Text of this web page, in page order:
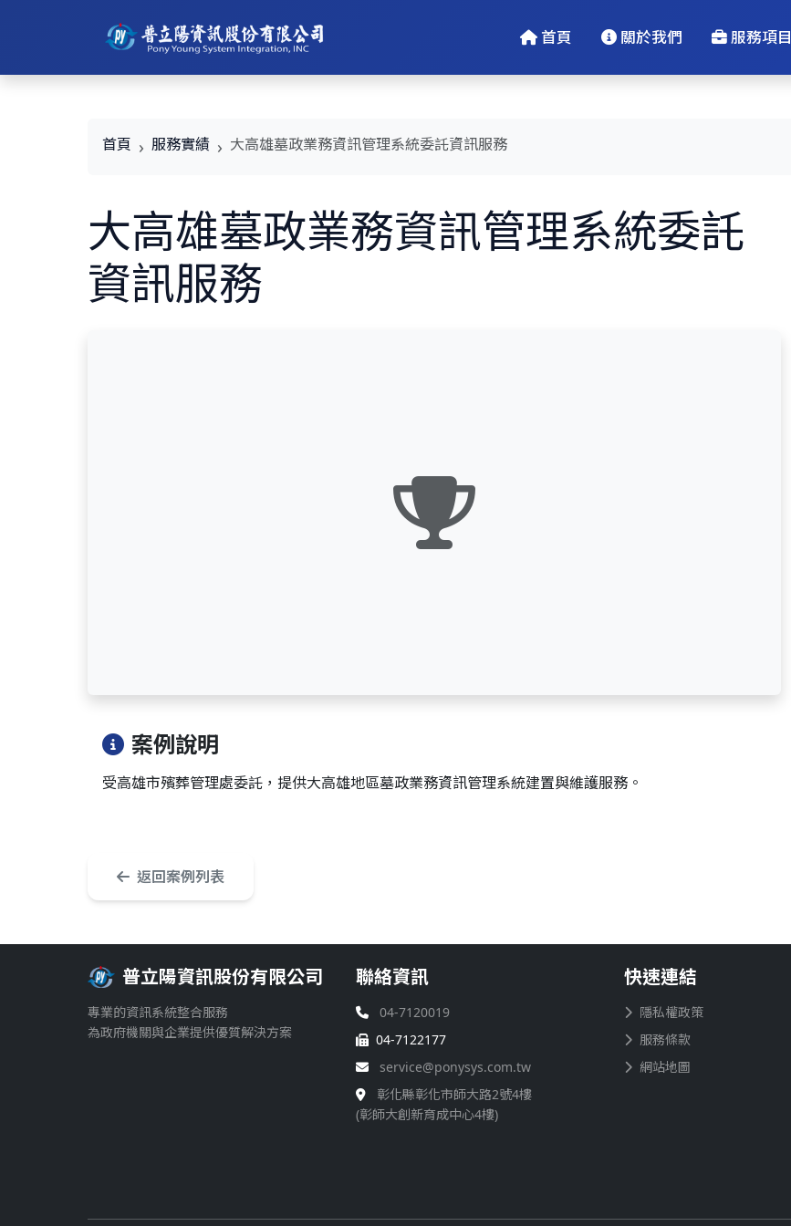
首頁 關於我們 服務項目
首頁 服務實績 大高雄墓政業務資訊管理系統委託資訊服務
大高雄墓政業務資訊管理系統委託
資訊服務
案例說明
受高雄市殯葬管理處委託，提供大高雄地區墓政業務資訊管理系統建置與維護服務。
返回案例列表
普立陽資訊股份有限公司
專業的資訊系統整合服務
為政府機關與企業提供優質解決方案
聯絡資訊
04-7120019
04-7122177
service@ponysys.com.tw
彰化縣彰化市師大路2號4樓
(彰師大創新育成中心4樓)
快速連結
隱私權政策
服務條款
網站地圖